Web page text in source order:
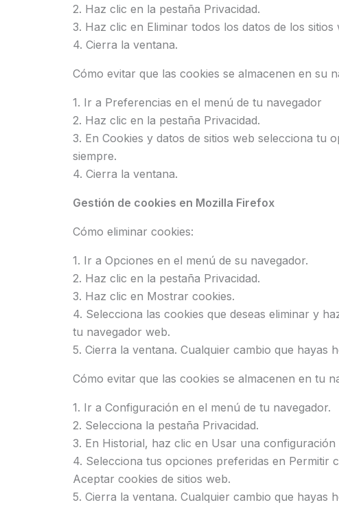
2. Haz clic en la pestaña Privacidad.
3. Haz clic en Eliminar todos los datos de los
4. Cierra la ventana.
Cómo evitar que las cookies se almacenen en su
1. Ir a Preferencias en el menú de tu navegador
2. Haz clic en la pestaña Privacidad.
3. En Cookies y datos de sitios web selecciona tu
siempre.
4. Cierra la ventana.
Gestión de cookies en Mozilla Firefox
Cómo eliminar cookies:
1. Ir a Opciones en el menú de su navegador.
2. Haz clic en la pestaña Privacidad.
3. Haz clic en Mostrar cookies.
4. Selecciona las cookies que deseas eliminar y
tu navegador web.
5. Cierra la ventana. Cualquier cambio que hayas
Cómo evitar que las cookies se almacenen en tu
1. Ir a Configuración en el menú de tu navegador.
2. Selecciona la pestaña Privacidad.
3. En Historial, haz clic en Usar una
4. Selecciona tus opciones preferidas en Permitir
Aceptar cookies de sitios web.
5. Cierra la ventana. Cualquier cambio que hayas